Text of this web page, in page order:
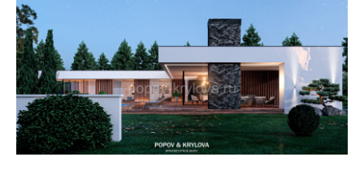
Написать в WhatsApp
Написать в Telegram